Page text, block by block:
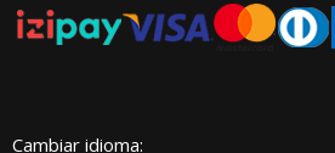
Cambiar idioma: